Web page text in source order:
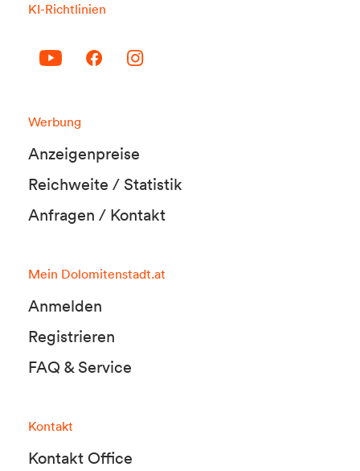
KI-Richtlinien
Werbung
Anzeigenpreise
Reichweite / Statistik
Anfragen / Kontakt
Mein Dolomitenstadt.at
Anmelden
Registrieren
FAQ & Service
Kontakt
Kontakt Office